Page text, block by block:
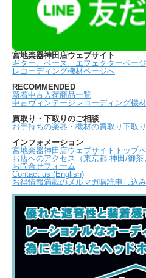
宮地楽器神田店ウェブサイト
ギター、ベース、エフェクターペー
レコーディング機材ページへ
RECOMMENDED
新着中古入荷商品一覧
中古ヴィンテージレコーディング機材
買取り・下取りのご相談
お手持ちの楽器・機材の買取り下取
インフォメーション
宮地楽器神田店ウェブサイトトップ
お店へのアクセス（東京都 神田/御茶
お問合せフォーム
Contact us (English)
お得情報満載のメルマガ購読申し込